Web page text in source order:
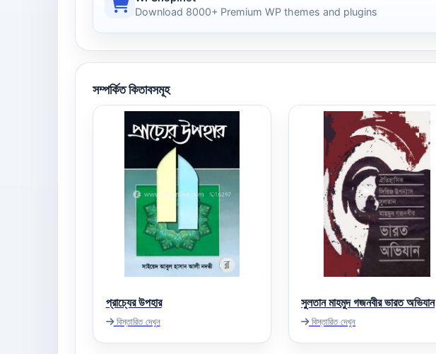
Download 8000+ Premium WP themes and plugins
সম্পর্কিত কিতাবসমূহ
প্রাচ্যের উপহার
বিস্তারিত দেখুন
সুলতান মাহমুদ গজনবীর ভারত অভিযান
বিস্তারিত দেখুন